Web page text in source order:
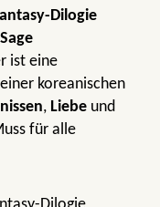
Dilogie
ist eine
einer koreanischen
, Liebe und
für alle